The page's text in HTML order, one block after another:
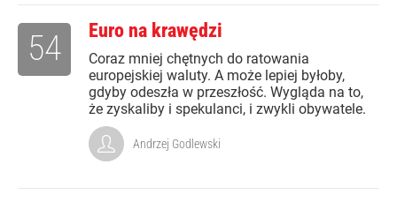
Euro na krawędzi
Coraz mniej chętnych do ratowania
europejskiej waluty. A może lepiej byłoby,
gdyby odeszła w przeszłość. Wygląda na to,
że zyskaliby i spekulanci, i zwykli obywatele.
54
Andrzej Godlewski